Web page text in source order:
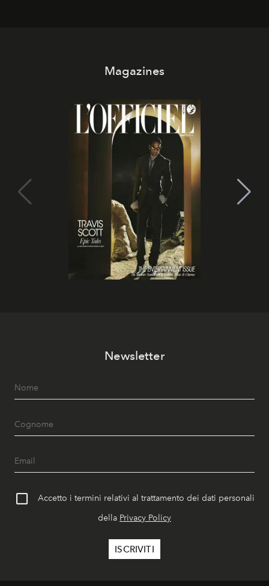
Magazines
Newsletter
Accetto i termini relativi al trattamento dei dati personali
della Privacy Policy